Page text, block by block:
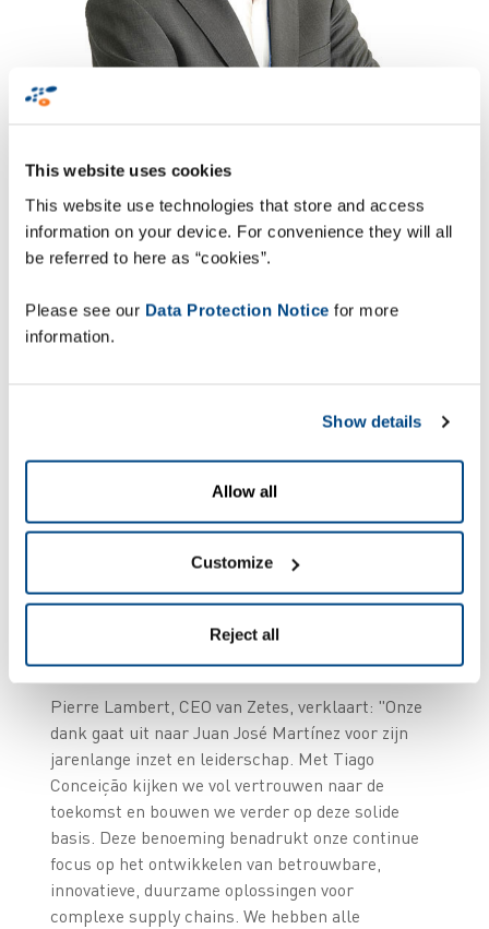
This website uses cookies
This website use technologies that store and access
information on your device. For convenience they will all
be referred to here as “cookies”.
Please see our Data Protection Notice for more
information.
Show details
Allow all
Customize
Reject all
Onder zijn leiderschap werd de Collaborative
van Zetes. De suite biedt fabrikanten, transport-
en logistieke bedrijven en retailers krachtige
oplossingen om hun complete supply chain
optimaliseren. Met zijn visie en vindingrijkheid
heeft hij deze 25 jaar een stevig fundament
gelegd, waarop Tiago Conceição kan voortbouwen
Pierre Lambert, CEO van Zetes, verklaart: "Onze
dank gaat uit naar Juan José Martínez voor zijn
jarenlange inzet en leiderschap. Met Tiago
Conceição kijken we vol vertrouwen naar de
toekomst en bouwen we verder op deze solide
basis. Deze benoeming benadrukt onze continue
focus op het ontwikkelen van betrouwbare,
innovatieve, duurzame oplossingen voor
complexe supply chains. We hebben alle